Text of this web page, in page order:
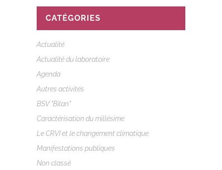
CATÉGORIES
Actualité
Actualité du laboratoire
Agenda
Autres activités
BSV "Bilan"
Caractérisation du millésime
Le CRVI et le changement climatique
Manifestations publiques
Non classé